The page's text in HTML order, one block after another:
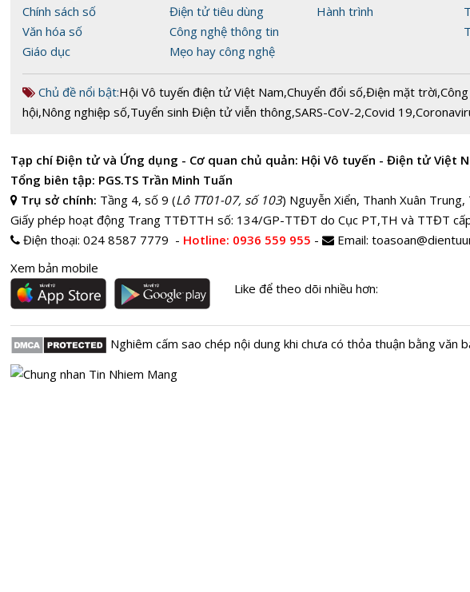
Chính sách số
Văn hóa số
Giáo dục
Điện tử tiêu dùng
Công nghệ thông tin
Mẹo hay công nghệ
Hành trình
Chủ đề nổi bật:Hội Vô tuyến điện tử Việt Nam,Chuyển đổi số,Điện mặt trời,
hội,Nông nghiệp số,Tuyển sinh Điện tử viễn thông,SARS-CoV-2,Covid 19,
Tạp chí Điện tử và Ứng dụng - Cơ quan chủ quản: Hội Vô tuyến - Điện tử Việt
Tổng biên tập: PGS.TS Trần Minh Tuấn
Trụ sở chính: Tầng 4, số 9 (Lô TT01-07, số 103) Nguyễn Xiển, Thanh Xuân Trung,
Giấy phép hoạt động Trang TTĐTTH số: 134/GP-TTĐT do Cục PT,TH và TTĐT
Điện thoại: 024 8587 7779 - Hotline: 0936 559 955 - Email:
Xem bản mobile
Like để theo dõi nhiều hơn:
Nghiêm cấm sao chép nội dung khi chưa có thỏa thuận bằng văn